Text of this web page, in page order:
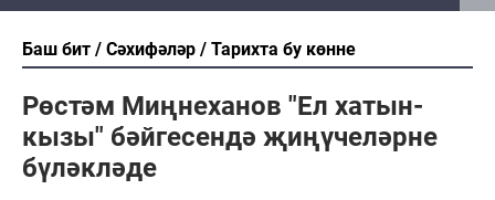
Баш бит Сәхифәләр Тарихта бу көнне
Рөстәм Миңнеханов "Ел хатын-
кызы" бәйгесендә җиңүчеләрне
бүләкләде